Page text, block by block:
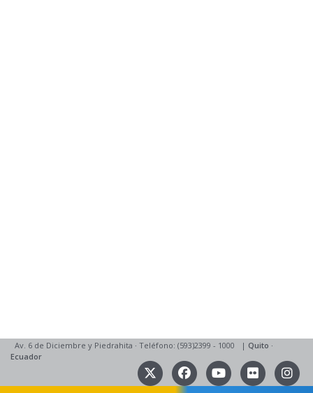
Av. 6 de Diciembre y Piedrahita · Teléfono: (593)2399 - 1000 | Quito ·
Ecuador